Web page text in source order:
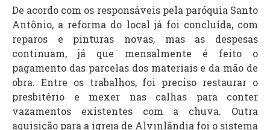
De acordo com os responsáveis pela paróquia Santo
Antônio, a reforma do local já foi concluída, com
reparos e pinturas novas, mas as despesas
continuam, já que mensalmente é feito o
pagamento das parcelas dos materiais e da mão de
obra. Entre os trabalhos, foi preciso restaurar o
presbitério e mexer nas calhas para conter
vazamentos existentes com a chuva. Outra
aquisição para a igreja de Alvinlândia foi o sistema